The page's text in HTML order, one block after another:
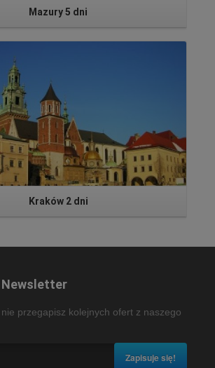
Mazury 5 dni
Kraków 2 dni
Newsletter
przegapisz kolejnych ofert z naszego
Zapisuje się!